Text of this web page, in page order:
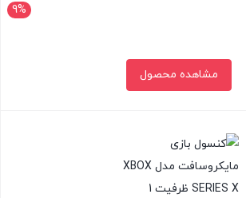
9%
26,000,000 تومان
مشاهده محصول